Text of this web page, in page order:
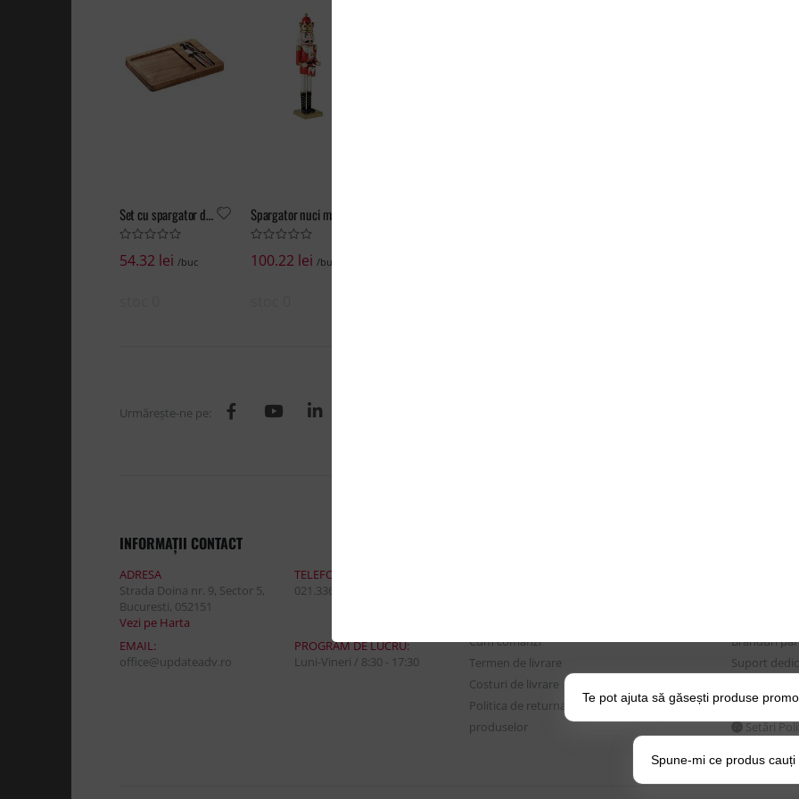
Set cu spargator de nuci
54.32 lei /buc 100.22 lei /buc
Urmăreşte-ne pe:
INFORMAŢII CONTACT
ADRESA
Strada Doina nr. 9, Sector 5,
Bucuresti, 052151
Vezi pe Harta
TELEFON:
021.336.03.32
EMAIL:
office@updateadv.ro
PROGRAM DE LUCRU:
Luni-Vineri / 8:30 - 17:30
Cum comanzi
Termen de livrare
Costuri de livrare
Politica de returnare a
produselor
Echipa
Branduri
Suport
BLOG –
Setări
Te pot ajuta să găsești produse
Spune-mi ce produs